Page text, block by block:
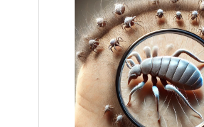
которой человек может
загрязнённую пищу или воду.
бактерии обнаруживаются в
термически обработанном мясе
яйцах, непастеризованных
также могут передаваться через
поверхности или грязные руки.
Симптомы сальмонеллёза обычно